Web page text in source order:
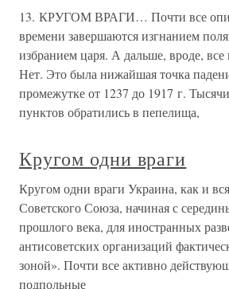
13. КРУГОМ ВРАГИ… Почти все
времени завершаются изгнанием
избранием царя. А дальше, вроде,
Нет. Это была нижайшая точка
промежутке от 1237 до 1917 г.
пунктов обратились в пепелища,
Кругом одни враги
Кругом одни враги Украина, как и
Советского Союза, начиная с
прошлого века, для иностранных
антисоветских организаций
зоной». Почти все активно
подпольные